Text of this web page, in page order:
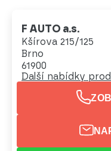
F AUTO a.s.
Kšírova 215/125
Brno
61900
Další nabídky